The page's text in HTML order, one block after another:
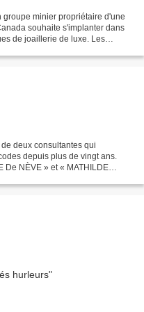
minier propriétaire d'une
souhaite s'implanter dans
de joaillerie de luxe. Les
deux consultantes qui
depuis plus de vingt ans.
De NÈVE » et « MATHILDE